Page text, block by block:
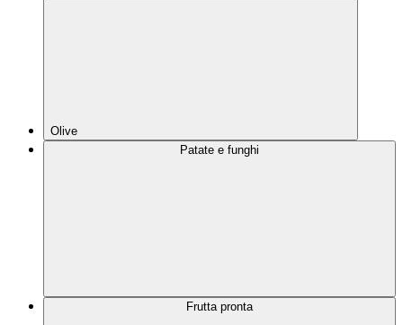
Olive
Patate e funghi
Frutta pronta